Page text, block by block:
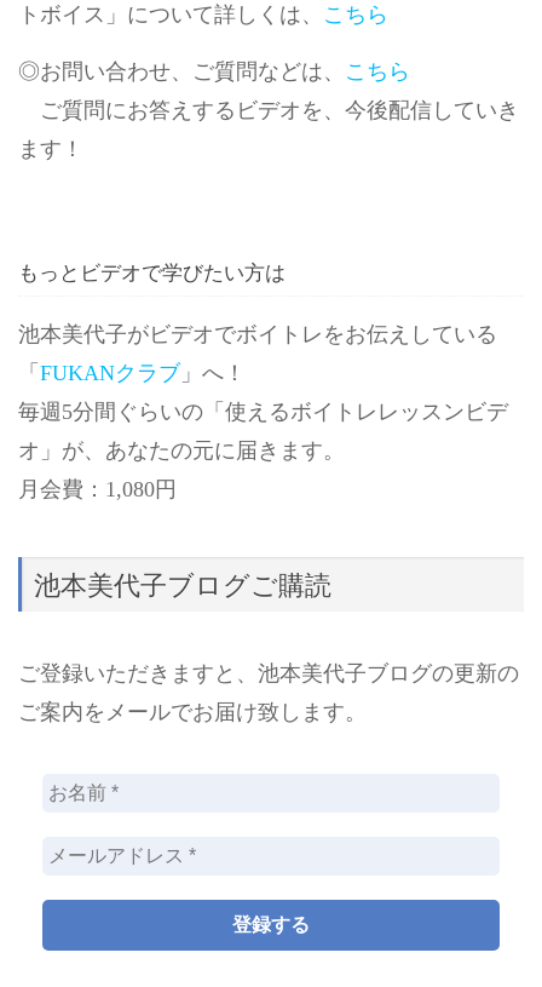
トボイス」について詳しくは、 こちら
◎お問い合わせ、ご質問などは、 こちら
ご質問にお答えするビデオを、今後配信していき
ます！
もっとビデオで学びたい方は
池本美代子がビデオでボイトレをお伝えしている
「 FUKANクラブ」へ！
毎週5分間ぐらいの「使えるボイトレレッスンビデ
オ」が、あなたの元に届きます。
月会費：1,080円
池本美代子ブログご購読
ご登録いただきますと、池本美代子ブログの更新の
ご案内をメールでお届け致します。